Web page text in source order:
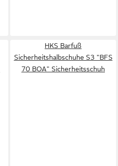
HKS Barfuß
Sicherheitshalbschuhe S3 "BFS
70 BOA" Sicherheitsschuh